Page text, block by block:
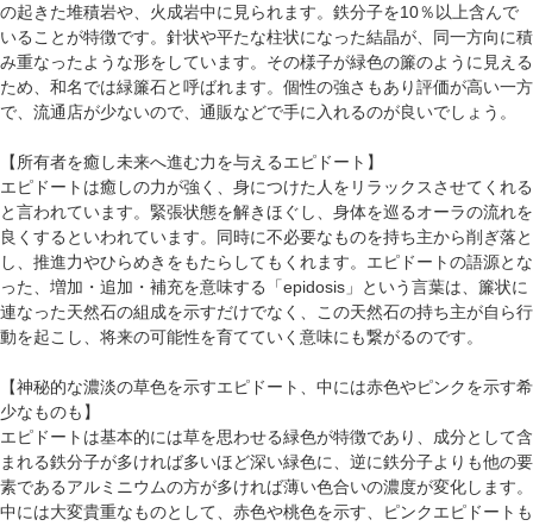
の起きた堆積岩や、火成岩中に見られます。鉄分子を10％以上含んで
いることが特徴です。針状や平たな柱状になった結晶が、同一方向に積
み重なったような形をしています。その様子が緑色の簾のように見える
ため、和名では緑簾石と呼ばれます。個性の強さもあり評価が高い一方
で、流通店が少ないので、通販などで手に入れるのが良いでしょう。
【所有者を癒し未来へ進む力を与えるエピドート】
エピドートは癒しの力が強く、身につけた人をリラックスさせてくれる
と言われています。緊張状態を解きほぐし、身体を巡るオーラの流れを
良くするといわれています。同時に不必要なものを持ち主から削ぎ落と
し、推進力やひらめきをもたらしてもくれます。エピドートの語源とな
った、増加・追加・補充を意味する「epidosis」という言葉は、簾状に
連なった天然石の組成を示すだけでなく、この天然石の持ち主が自ら行
動を起こし、将来の可能性を育てていく意味にも繋がるのです。
【神秘的な濃淡の草色を示すエピドート、中には赤色やピンクを示す希
少なものも】
エピドートは基本的には草を思わせる緑色が特徴であり、成分として含
まれる鉄分子が多ければ多いほど深い緑色に、逆に鉄分子よりも他の要
素であるアルミニウムの方が多ければ薄い色合いの濃度が変化します。
中には大変貴重なものとして、赤色や桃色を示す、ピンクエピドートも